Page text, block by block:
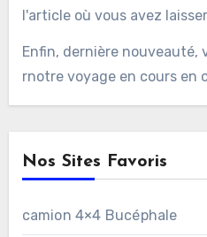
l'article où vous avez
Enfin, dernière nouveauté,
rnotre voyage en cours en
Nos Sites Favoris
camion 4×4 Bucéphale